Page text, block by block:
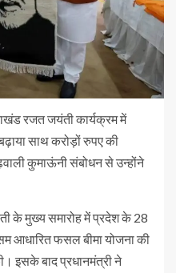
रजत जयंती कार्यक्रम में
साथ करोड़ों रुपए की
कुमाऊंनी संबोधन से उन्होंने
के मुख्य समारोह में प्रदेश के 28
आधारित फसल बीमा योजना की
इसके बाद प्रधानमंत्री ने